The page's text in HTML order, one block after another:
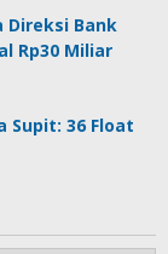
Direksi Bank
Rp30 Miliar
Supit: 36 Float